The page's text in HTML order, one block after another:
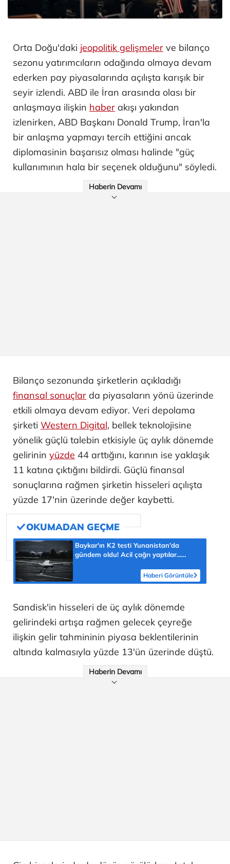
Orta Doğu'daki jeopolitik gelişmeler ve bilanço
sezonu yatırımcıların odağında olmaya devam
ederken pay piyasalarında açılışta karışık bir
seyir izlendi. ABD ile İran arasında olası bir
anlaşmaya ilişkin haber akışı yakından
izlenirken, ABD Başkanı Donald Trump, İran'la
bir anlaşma yapmayı tercih ettiğini ancak
diplomasinin başarısız olması halinde "güç
kullanımının hala bir seçenek olduğunu" söyledi.
Haberin Devamı
Bilanço sezonunda şirketlerin açıkladığı
finansal sonuçlar da piyasaların yönü üzerinde
etkili olmaya devam ediyor. Veri depolama
şirketi Western Digital, bellek teknolojisine
yönelik güçlü talebin etkisiyle üç aylık dönemde
gelirinin yüzde 44 arttığını, karının ise yaklaşık
11 katına çıktığını bildirdi. Güçlü finansal
sonuçlarına rağmen şirketin hisseleri açılışta
yüzde 17'nin üzerinde değer kaybetti.
Baykar'ın K2 testi Yunanistan'da
gündem oldu! Acil çağrı yaptılar...
Haberi Görüntüle
Sandisk'in hisseleri de üç aylık dönemde
gelirindeki artışa rağmen gelecek çeyreğe
ilişkin gelir tahmininin piyasa beklentilerinin
altında kalmasıyla yüzde 13'ün üzerinde düştü.
Haberin Devamı